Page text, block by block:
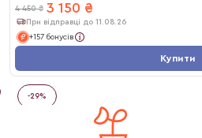
4 450 ₴ 3 150 ₴
При відправці до 11.08.26
+157 бонусів
Купити
-29%